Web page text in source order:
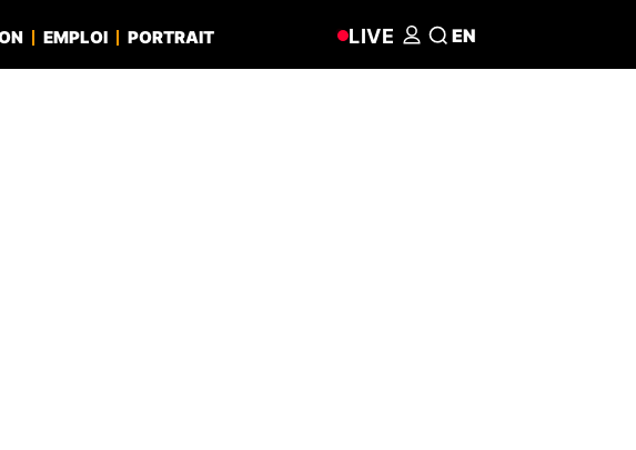
EMPLOI PORTRAIT LIVE EN